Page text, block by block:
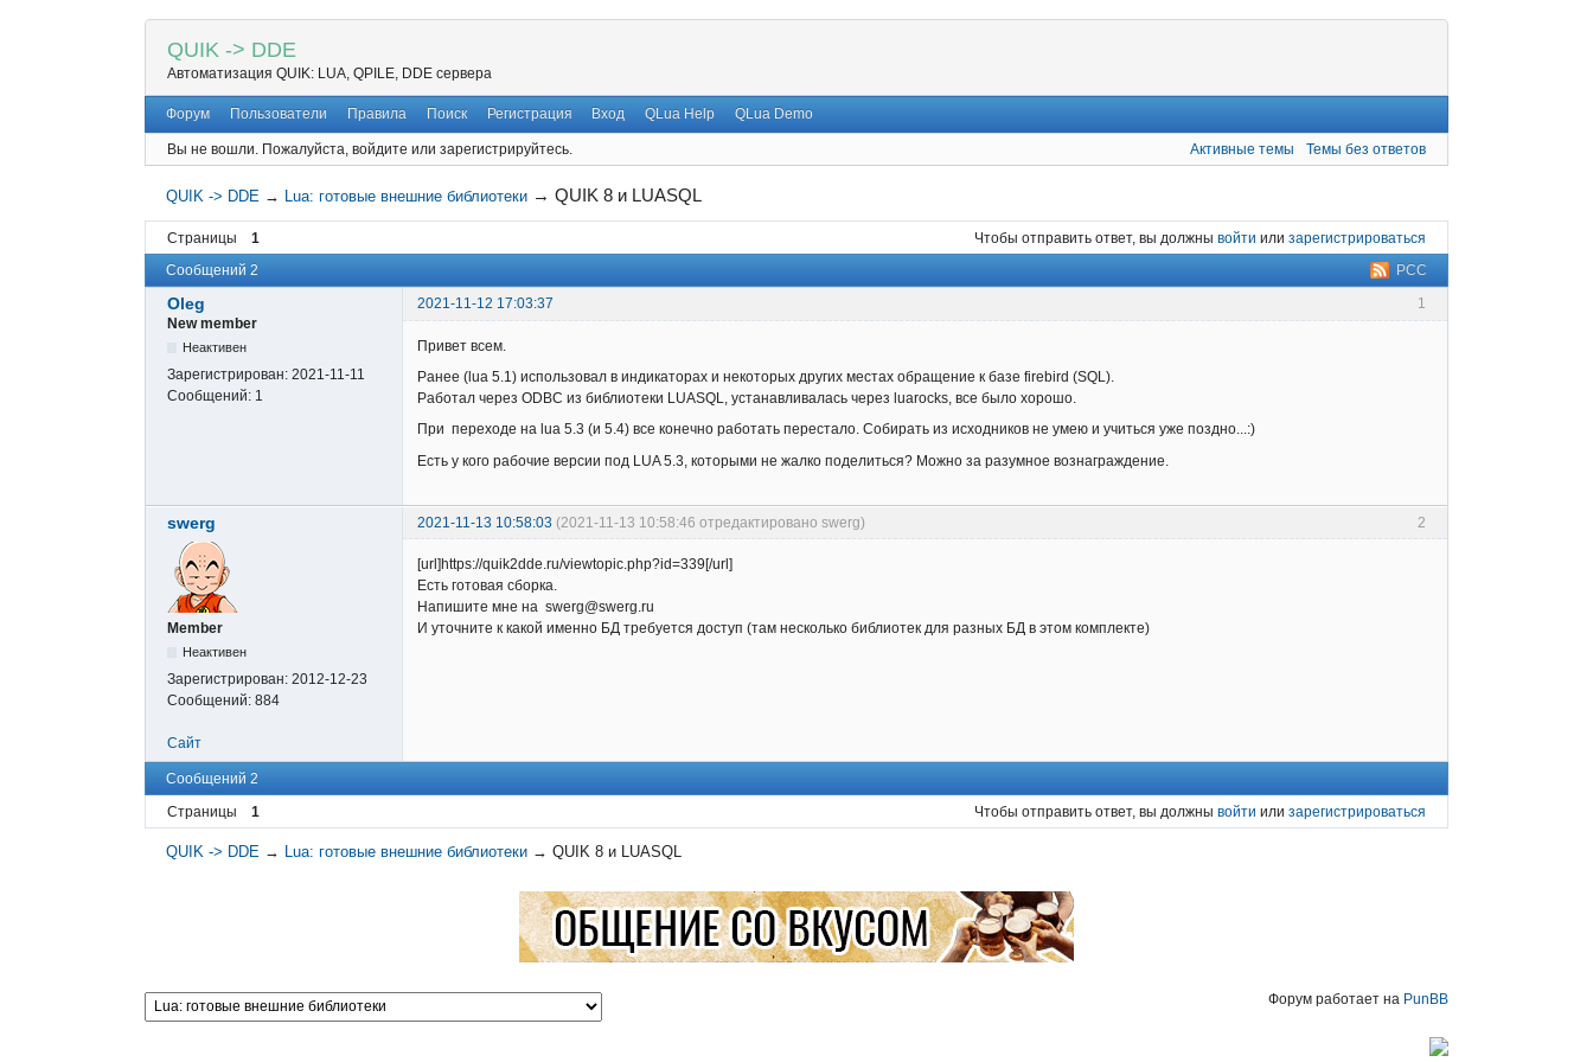
QUIK -> DDE
Автоматизация QUIK: LUA, QPILE, DDE сервера
Форум Пользователи Правила Поиск Регистрация Вход QLua Help QLua Demo
Вы не вошли. Пожалуйста, войдите или зарегистрируйтесь. Активные темы Темы без ответов
QUIK -> DDE → Lua: готовые внешние библиотеки →QUIK 8 и LUASQL
Страницы 1 Чтобы отправить ответ, вы должны войти или зарегистрироваться
РСС
Сообщений 2
1
Oleg
2021-11-12 17:03:37
New member
Неактивен
Зарегистрирован: 2021-11-11
Сообщений: 1
Привет всем.
Ранее (lua 5.1) использовал в индикаторах и некоторых других местах обращение к базе firebird (SQL).
Работал через ODBC из библиотеки LUASQL, устанавливалась через luarocks, все было хорошо.
При переходе на lua 5.3 (и 5.4) все конечно работать перестало. Собирать из исходников не умею и учиться уже поздно...:)
Есть у кого рабочие версии под LUA 5.3, которыми не жалко поделиться? Можно за разумное вознаграждение.
2
swerg 2021-11-13 10:58:03 (2021-11-13 10:58:46 отредактировано swerg)
Member
Неактивен
Зарегистрирован: 2012-12-23
Сообщений: 884
[url]https://quik2dde.ru/viewtopic.php?id=339[/url]
Есть готовая сборка.
Напишите мне на swerg@swerg.ru
И уточните к какой именно БД требуется доступ (там несколько библиотек для разных БД в этом комплекте)
Сайт
Сообщений 2
Страницы
1 Чтобы отправить ответ, вы должны войти или зарегистрироваться
QUIK -> DDE → Lua: готовые внешние библиотеки →QUIK 8 и LUASQL
Форум работает на PunBB